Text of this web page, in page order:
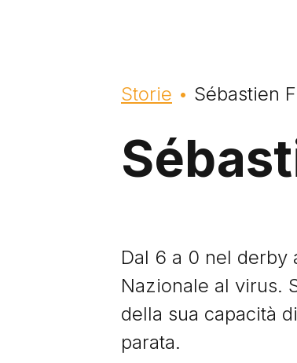
Briciole di
Storie Sébastien
Dal 6 a 0 nel derby
Nazionale al virus.
della sua capacità
parata.